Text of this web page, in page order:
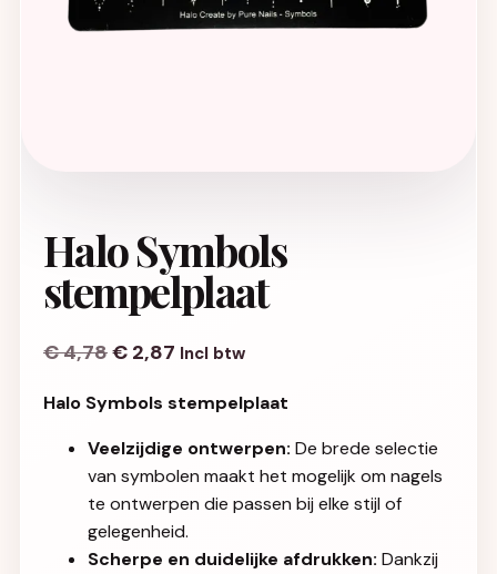
Halo Symbols
stempelplaat
€4,78€ 2,87 Incl btw
Halo Symbols stempelplaat
Veelzijdige ontwerpen: De brede selectie
van symbolen maakt het mogelijk om nagels
te ontwerpen die passen bij elke stijl of
gelegenheid.
Scherpe en duidelijke afdrukken: Dankzij